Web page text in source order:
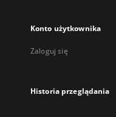
Konto użytkownika
Zaloguj się
Historia przeglądania